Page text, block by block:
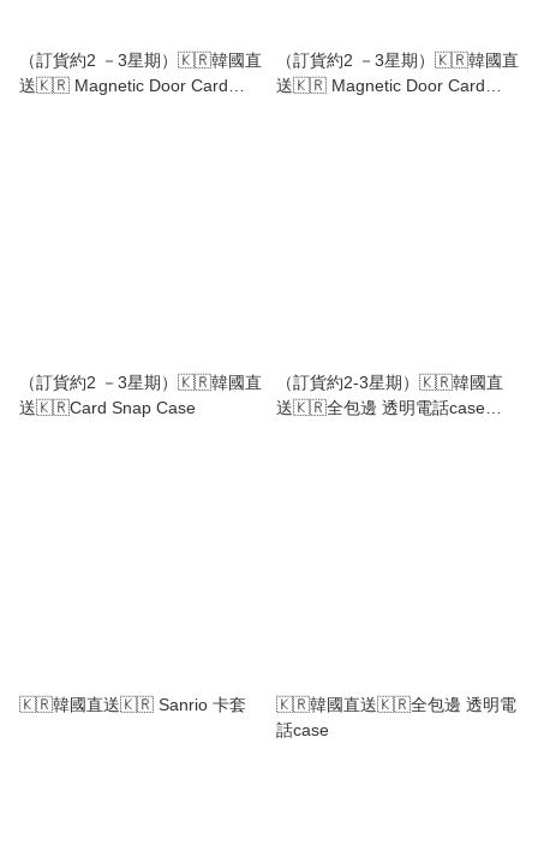
（訂貨約2 －3星期）🇰🇷韓國直
送🇰🇷 Magnetic Door Card
（訂貨約2 －3星期）🇰🇷韓國直
送🇰🇷 Magnetic Door Card
（訂貨約2 －3星期）🇰🇷韓國直
送🇰🇷Card Snap Case
（訂貨約2-3星期）🇰🇷韓國直
送🇰🇷全包邊 透明電話case
🇰🇷韓國直送🇰🇷 Sanrio 卡套
🇰🇷韓國直送🇰🇷全包邊 透明電
話case